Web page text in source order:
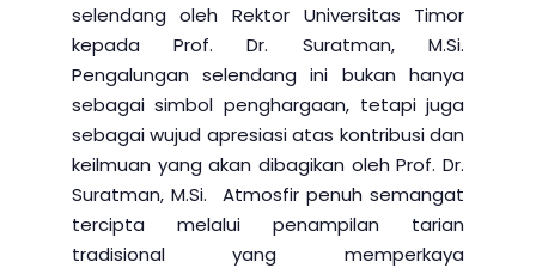
selendang oleh Rektor Universitas Timor
kepada Prof. Dr. Suratman, M.Si.
Pengalungan selendang ini bukan hanya
sebagai simbol penghargaan, tetapi juga
sebagai wujud apresiasi atas kontribusi dan
keilmuan yang akan dibagikan oleh Prof. Dr.
Suratman, M.Si. Atmosfir penuh semangat
tercipta melalui penampilan tarian
tradisional yang memperkaya